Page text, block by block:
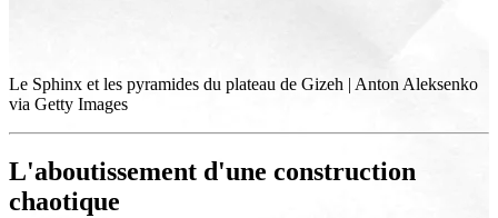
Le Sphinx et les pyramides du plateau de Gizeh | Anton Aleksenko
via Getty Images
L'aboutissement d'une construction
chaotique